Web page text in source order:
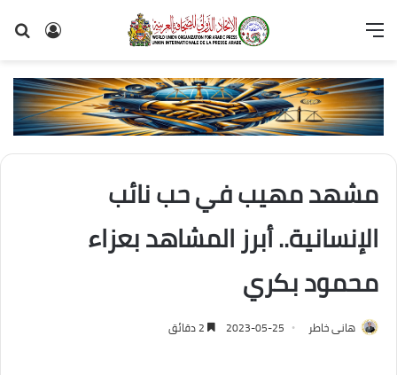
تسجيل
القائمة
مشهد مهيب في حب نائب
الإنسانية.. أبرز المشاهد بعزاء
محمود بكري
هانى خاطر 2023-05-25